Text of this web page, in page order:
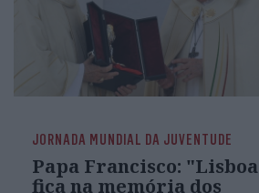
JORNADA MUNDIAL DA JUVENTUDE
Papa Francisco: "Lisboa
fica na memória dos